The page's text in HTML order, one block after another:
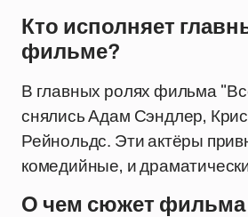
Кто исполняет
фильме?
В главных ролях фильма
снялись Адам Сэндлер,
Рейнольдс. Эти актёры
комедийные, и
О чем сюжет фильма